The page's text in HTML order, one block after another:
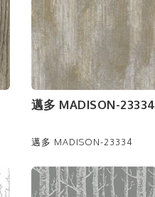
邁多 MADISON-23334
邁多 MADISON-23334